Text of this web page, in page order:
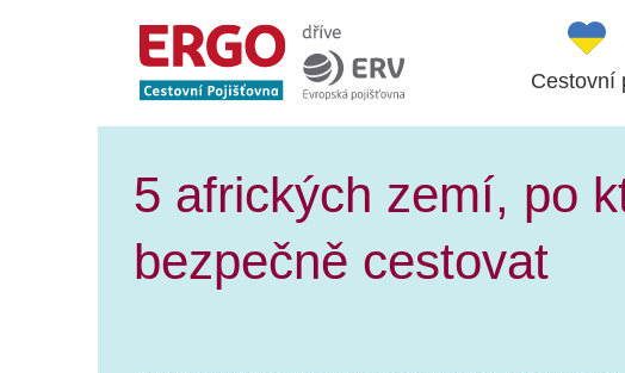
Cestovní
5 afrických zemí, po
bezpečně cestovat